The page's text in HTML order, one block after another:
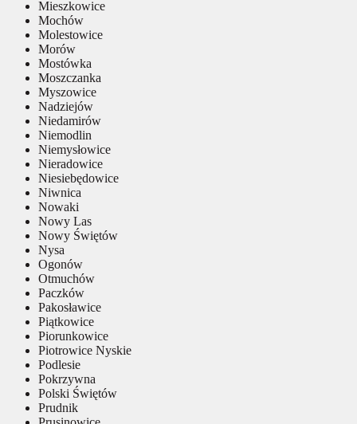
Mieszkowice
Mochów
Molestowice
Morów
Mostówka
Moszczanka
Myszowice
Nadziejów
Niedamirów
Niemodlin
Niemysłowice
Nieradowice
Niesiebędowice
Niwnica
Nowaki
Nowy Las
Nowy Świętów
Nysa
Ogonów
Otmuchów
Paczków
Pakosławice
Piątkowice
Piorunkowice
Piotrowice Nyskie
Podlesie
Pokrzywna
Polski Świętów
Prudnik